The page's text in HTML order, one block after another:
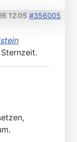
12:05 #356005